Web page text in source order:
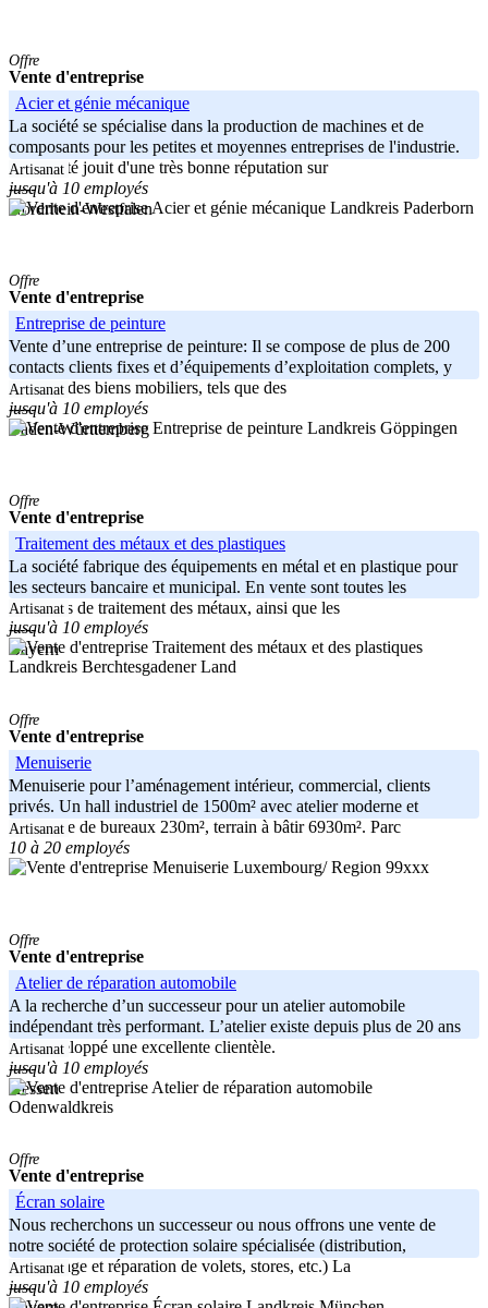
Offre
Vente d'entreprise
Acier et génie mécanique
La société se spécialise dans la production de machines et de
composants pour les petites et moyennes entreprises de l'industrie.
La société jouit d'une très bonne réputation sur
-----
Nordrhein-Westfalen
Artisanat
jusqu'à 10 employés
Landkreis Paderborn
Offre
Vente d'entreprise
Entreprise de peinture
Vente d’une entreprise de peinture: Il se compose de plus de 200
contacts clients fixes et d’équipements d’exploitation complets, y
compris des biens mobiliers, tels que des
-----
Baden-Württemberg
Artisanat
jusqu'à 10 employés
Landkreis Göppingen
Offre
Vente d'entreprise
Traitement des métaux et des plastiques
La société fabrique des équipements en métal et en plastique pour
les secteurs bancaire et municipal. En vente sont toutes les
machines de traitement des métaux, ainsi que les
-----
Bayern
Artisanat
jusqu'à 10 employés
Landkreis Berchtesgadener Land
Offre
Vente d'entreprise
Menuiserie
Menuiserie pour l’aménagement intérieur, commercial, clients
privés. Un hall industriel de 1500m² avec atelier moderne et
complexe de bureaux 230m², terrain à bâtir 6930m². Parc
Artisanat
10 à 20 employés
Luxembourg/ Region 99xxx
Offre
Vente d'entreprise
Atelier de réparation automobile
A la recherche d’un successeur pour un atelier automobile
indépendant très performant. L’atelier existe depuis plus de 20 ans
et a développé une excellente clientèle.
-----
Hessen
Artisanat
jusqu'à 10 employés
Odenwaldkreis
Offre
Vente d'entreprise
Écran solaire
Nous recherchons un successeur ou nous offrons une vente de
notre société de protection solaire spécialisée (distribution,
assemblage et réparation de volets, stores, etc.) La
-----
Artisanat
jusqu'à 10 employés